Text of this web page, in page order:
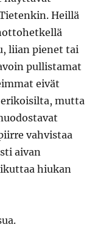
Heillä
liian pienet tai
pullistamat
eivät
mutta
vahvistaa
aivan
hiukan